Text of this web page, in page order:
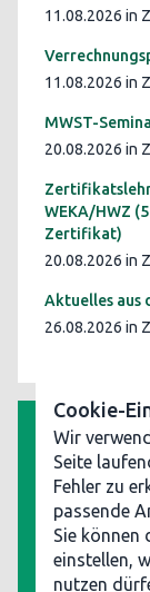
11.08.2026 in
11.08.2026 in
MWST-
20.08.2026 in
WEKA/HWZ
Zertifikat)
20.08.2026 in
Aktuelles aus
26.08.2026 in
AGB
Impressum
Werben Sie
Cookie-
Wir
Seite
Fehler zu
passende
Sie können
einstellen,
nutzen